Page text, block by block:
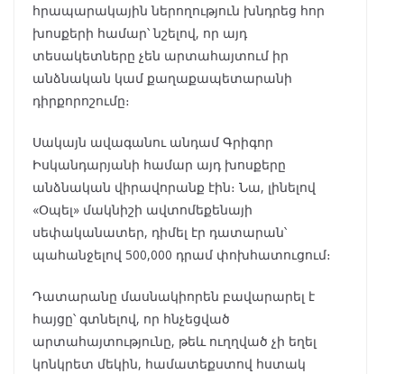
հրապարակային ներողություն խնդրեց հոր
խոսքերի համար՝ նշելով, որ այդ
տեսակետները չեն արտահայտում իր
անձնական կամ քաղաքապետարանի
դիրքորոշումը։
Սակայն ավագանու անդամ Գրիգոր
Իսկանդարյանի համար այդ խոսքերը
անձնական վիրավորանք էին։ Նա, լինելով
«Օպել» մակնիշի ավտոմեքենայի
սեփականատեր, դիմել էր դատարան՝
պահանջելով 500,000 դրամ փոխհատուցում։
Դատարանը մասնակիորեն բավարարել է
հայցը՝ գտնելով, որ հնչեցված
արտահայտությունը, թեև ուղղված չի եղել
կոնկրետ մեկին, համատեքստով հստակ